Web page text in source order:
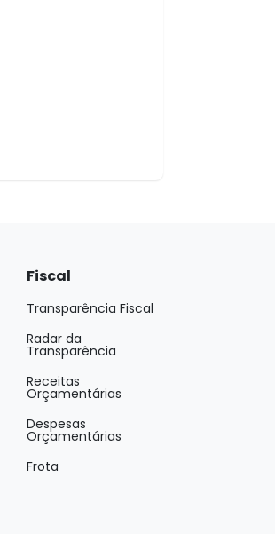
Fiscal
Transparência Fiscal
Radar da
Transparência
Receitas
Orçamentárias
Despesas
Orçamentárias
Frota